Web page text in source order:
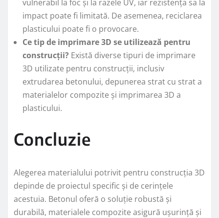
vulnerabil la foc și la razele UV, iar rezistența sa la
impact poate fi limitată. De asemenea, reciclarea
plasticului poate fi o provocare.
Ce tip de imprimare 3D se utilizează pentru
construcții? Există diverse tipuri de imprimare
3D utilizate pentru construcții, inclusiv
extrudarea betonului, depunerea strat cu strat a
materialelor compozite și imprimarea 3D a
plasticului.
Concluzie
Alegerea materialului potrivit pentru construcția 3D
depinde de proiectul specific și de cerințele
acestuia. Betonul oferă o soluție robustă și
durabilă, materialele compozite asigură ușurință și